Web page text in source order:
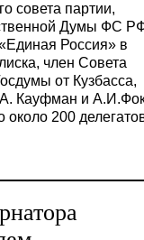
совета партии,
Думы ФС
Россия» в
член Совета
от Кузбасса,
Кауфман и
200